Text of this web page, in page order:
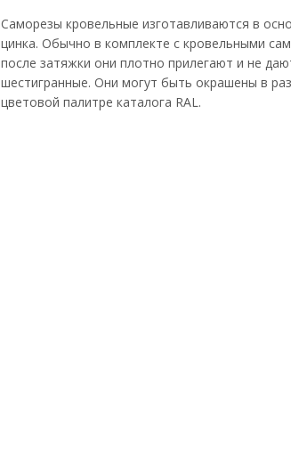
Саморезы кровельные изготавливаются в
цинка. Обычно в комплекте с кровельными
после затяжки они плотно прилегают и не
шестигранные. Они могут быть окрашены в
цветовой палитре каталога RAL.